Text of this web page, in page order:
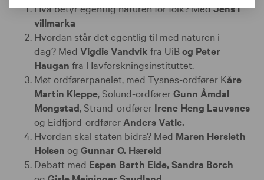
Hva betyr egentlig naturen for folk? MedJens i
villmarka
Hvordan står det egentlig til med naturen i
dag? Med Vigdis Vandvik fra UiBog Peter
Haugan fra Havforskningsinstituttet.
Møt ordførerpanelet, med Tysnes-ordfører Kåre
Martin Kleppe, Solund-ordførerGunn Åmdal
Mongstad, Strand-ordfører Irene Heng Lauvsnes
og Eidfjord-ordfører Anders Vatle.
Hvordan skal staten bidra? Med Maren Hersleth
Holsen og Gunnar O. Hæreid
Debatt med Espen Barth Eide, Sandra Borch